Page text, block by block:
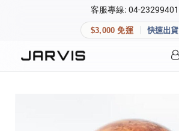
客服專線: 04-23299401
$3,000 免運 快速出貨
快速連結
登入後可查看訂單、會員資料與收藏清單。